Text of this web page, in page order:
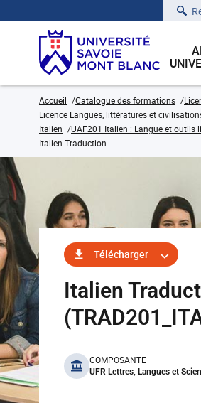
Accueil Catalogue des formations
Licence Langues, littératures et
Italien
UAF201 Italien : Langue et outils
Italien Traduction
Télécharger
Italien
benefits
COMPOSANTE
UFR Lettres, Langues et